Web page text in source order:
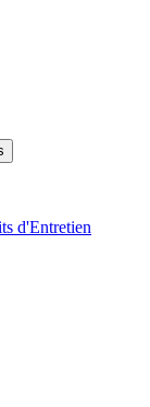
d'Entretien